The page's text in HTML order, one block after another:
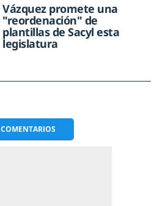
Vázquez promete una
"reordenación" de
plantillas de Sacyl esta
legislatura
COMENTARIOS